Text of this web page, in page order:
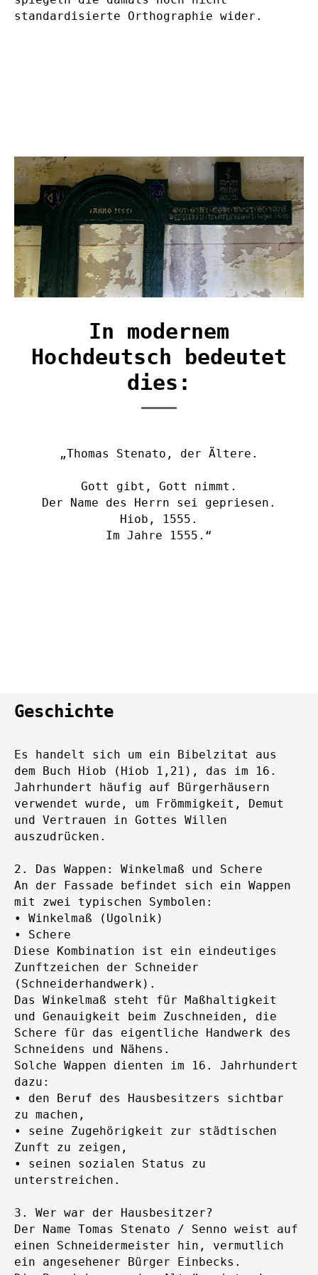
standardisierte Orthographie wider.
In modernem
Hochdeutsch bedeutet
dies:
„Thomas Stenato, der Ältere.
Gott gibt, Gott nimmt.
Der Name des Herrn sei gepriesen.
Hiob, 1555.
Im Jahre 1555.“
Geschichte
Es handelt sich um ein Bibelzitat aus
dem Buch Hiob (Hiob 1,21), das im 16.
Jahrhundert häufig auf Bürgerhäusern
verwendet wurde, um Frömmigkeit, Demut
und Vertrauen in Gottes Willen
auszudrücken.
2. Das Wappen: Winkelmaß und Schere
An der Fassade befindet sich ein Wappen
mit zwei typischen Symbolen:
• Winkelmaß (Ugolnik)
• Schere
Diese Kombination ist ein eindeutiges
Zunftzeichen der Schneider
(Schneiderhandwerk).
Das Winkelmaß steht für Maßhaltigkeit
und Genauigkeit beim Zuschneiden, die
Schere für das eigentliche Handwerk des
Schneidens und Nähens.
Solche Wappen dienten im 16. Jahrhundert
dazu:
• den Beruf des Hausbesitzers sichtbar
zu machen,
• seine Zugehörigkeit zur städtischen
Zunft zu zeigen,
• seinen sozialen Status zu
unterstreichen.
3. Wer war der Hausbesitzer?
Der Name Tomas Stenato / Senno weist auf
einen Schneidermeister hin, vermutlich
ein angesehener Bürger Einbecks.